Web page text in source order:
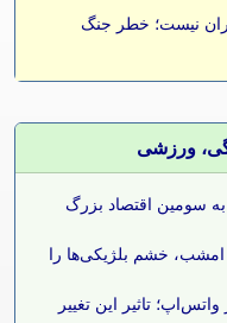
نیست؛ خطر جنگ
ورزشی
به سومین اقتصاد بزرگ
امشب، خشم بلژیکی‌ها را
تاثیر این تغییر